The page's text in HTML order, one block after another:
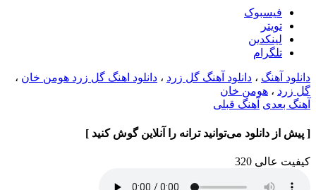
فيسبوک
تويتر
لینکدین
تلگرام
دانلود آهنگ ، دانلود آهنگ گل زرد ، دانلود اهنگ گل زرد هومن خان ،
گل زرد ، هومن خان
آهنگ بعدی آهنگ قبلی
[ پیش از دانلود می‌توانید ترانه را آنلاین گوش کنید ]
کیفیت عالی 320